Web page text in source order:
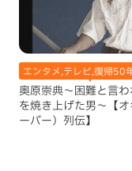
エンタメ,テレビ,復帰50
奥原崇典～困難と言
を焼き上げた男～【オ
ーバー）列伝】